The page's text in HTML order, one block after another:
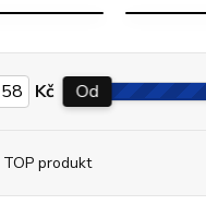
Kč Od
TOP produkt